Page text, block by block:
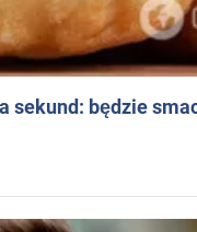
sekund: będzie